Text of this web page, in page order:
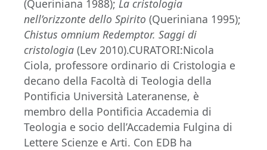
(Queriniana 1988); La cristologia
nell’orizzonte dello Spirito (Queriniana 1995);
Chistus omnium Redemptor. Saggi di
cristologia (Lev 2010).CURATORI:Nicola
Ciola, professore ordinario di Cristologia e
decano della Facoltà di Teologia della
Pontificia Università Lateranense, è
membro della Pontificia Accademia di
Teologia e socio dell’Accademia Fulgina di
Lettere Scienze e Arti. Con EDB ha